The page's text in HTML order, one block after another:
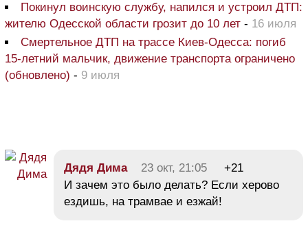
Покинул воинскую службу, напился и устроил ДТП:
жителю Одесской области грозит до 10 лет - 16 июля
Смертельное ДТП на трассе Киев-Одесса: погиб
15-летний мальчик, движение транспорта ограничено
(обновлено) - 9 июля
Дядя Дима 23 окт, 21:05
+21
И зачем это было делать? Если херово
ездишь, на трамвае и езжай!